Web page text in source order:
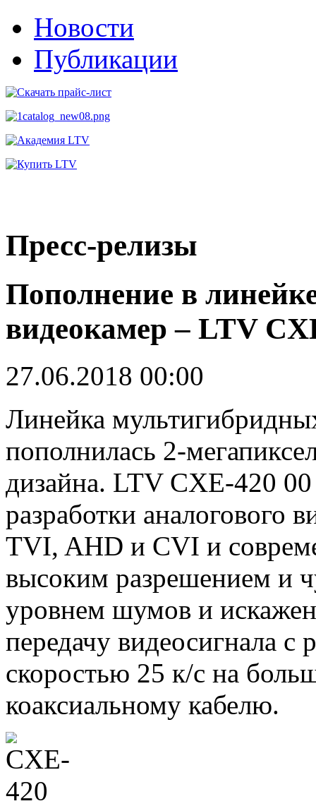
Новости
Публикации
Пресс-релизы
Пополнение в
видеокамер – LTV
27.06.2018 00:00
Линейка
пополнилась 2-
дизайна. LTV CXE-420 00
разработки аналогового
TVI, AHD и CVI и
высоким разрешением и
уровнем шумов и
передачу видеосигнала
скоростью 25 к/с на
коаксиальному кабелю.